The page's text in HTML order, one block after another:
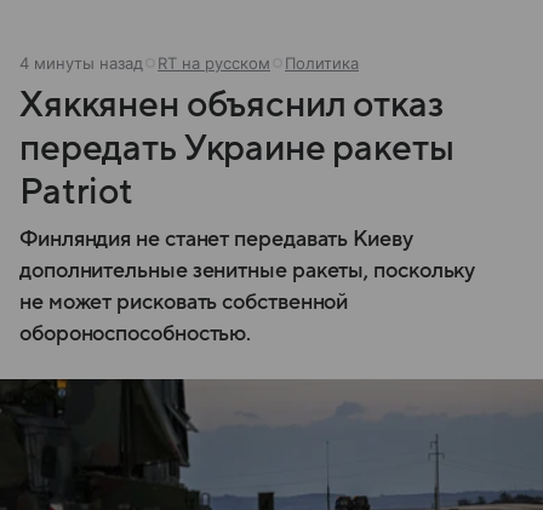
4 минуты назад RT на русском Политика
Хяккянен объяснил отказ
передать Украине ракеты
Patriot
Финляндия не станет передавать Киеву
дополнительные зенитные ракеты, поскольку
не может рисковать собственной
обороноспособностью.